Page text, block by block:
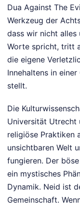
Dua Against The
Werkzeug der
dass wir nicht alles
Worte spricht, tritt
die eigene
Innehaltens in
stellt.
Die
Universität Utrecht
religiöse Praktiken
unsichtbaren Welt
fungieren. Der
ein mystisches
Dynamik. Neid ist
Gemeinschaft.